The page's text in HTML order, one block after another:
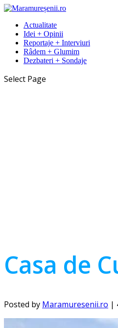
Actualitate
Idei + Opinii
Reportaje + Interviuri
Râdem + Glumim
Dezbateri + Sondaje
Select Page
Casa de
Posted by Maramuresenii.ro |